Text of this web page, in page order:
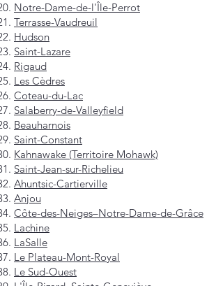
Notre-Dame-de-l'Île-Perrot
Terrasse-Vaudreuil
Hudson
Saint-Lazare
Rigaud
Les Cèdres
Coteau-du-Lac
Salaberry-de-Valleyfield
Beauharnois
Saint-Constant
Kahnawake (Territoire Mohawk)
Saint-Jean-sur-Richelieu
Ahuntsic-Cartierville
Anjou
Côte-des-Neiges–Notre-Dame-de-Grâce
Lachine
LaSalle
Le Plateau-Mont-Royal
Le Sud-Ouest